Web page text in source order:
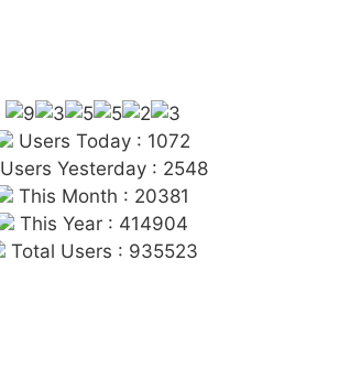
Users Today : 1072
Users Yesterday : 2548
This Month : 20381
This Year : 414904
Total Users : 935523